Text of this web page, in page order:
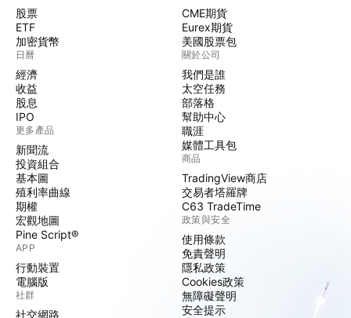
股票
ETF
加密貨幣
日曆
經濟
收益
股息
IPO
更多產品
新聞流
投資組合
基本圖
殖利率曲線
期權
宏觀地圖
Pine Script®
APP
行動裝置
電腦版
社群
社交網路
CME期貨
Eurex期貨
美國股票包
關於公司
我們是誰
太空任務
部落格
幫助中心
職涯
媒體工具包
商品
TradingView商店
交易者塔羅牌
C63 TradeTime
政策與安全
使用條款
免責聲明
隱私政策
Cookies政策
無障礙聲明
安全提示